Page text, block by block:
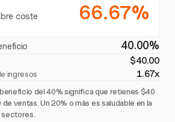
coste 66.67%
40.00%
$40.00
ingresos 1.67x
del 40% significa que retienes $40
ventas. Un 20% o más es saludable en la
sectores.